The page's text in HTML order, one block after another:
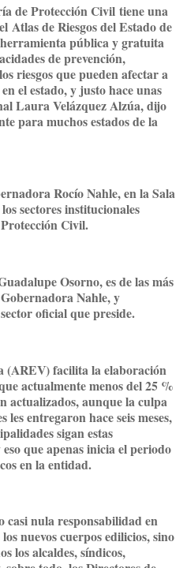
de Protección Civil tiene una
Atlas de Riesgos del Estado de
pública y gratuita
de prevención,
riesgos que pueden afectar a
el estado, y justo hace unas
Laura Velázquez Alzúa, dijo
para muchos estados de la
Rocío Nahle, en la Sala
sectores institucionales
Civil.
Osorno, es de las más
Nahle, y
oficial que preside.
(AREV) facilita la elaboración
actualmente menos del 25 %
actualizados, aunque la culpa
les entregaron hace seis meses,
sigan estas
que apenas inicia el periodo
en la entidad.
nula responsabilidad en
nuevos cuerpos edilicios, sino
los alcaldes, síndicos,